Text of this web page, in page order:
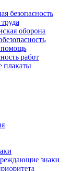
безопасность
оборона
работ
плакаты
знаки